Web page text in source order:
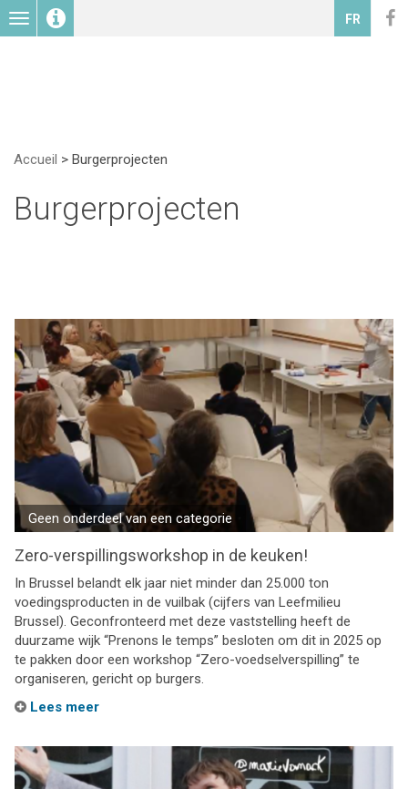
Toggle
navigation
FR
Accueil > Burgerprojecten
Burgerprojecten
Geen onderdeel van een categorie
Zero-verspillingsworkshop in de keuken!
In Brussel belandt elk jaar niet minder dan 25.000 ton
voedingsproducten in de vuilbak (cijfers van Leefmilieu
Brussel). Geconfronteerd met deze vaststelling heeft de
duurzame wijk “Prenons le temps” besloten om dit in 2025 op
te pakken door een workshop “Zero-voedselverspilling” te
organiseren, gericht op burgers.
Lees meer